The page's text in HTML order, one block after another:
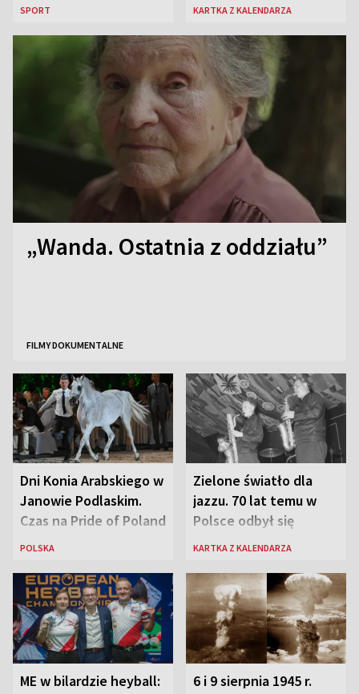
SPORT KARTKA Z KALENDARZA
„Wanda. Ostatnia z oddziału”
FILMY DOKUMENTALNE
Dni Konia Arabskiego w
Janowie Podlaskim.
Czas na Pride of Poland
POLSKA
Zielone światło dla
jazzu. 70 lat temu w
Polsce odbył się
pierwszy festiwal
KARTKA Z KALENDARZA
ME w bilardzie heyball:
6 i 9 sierpnia 1945 r.